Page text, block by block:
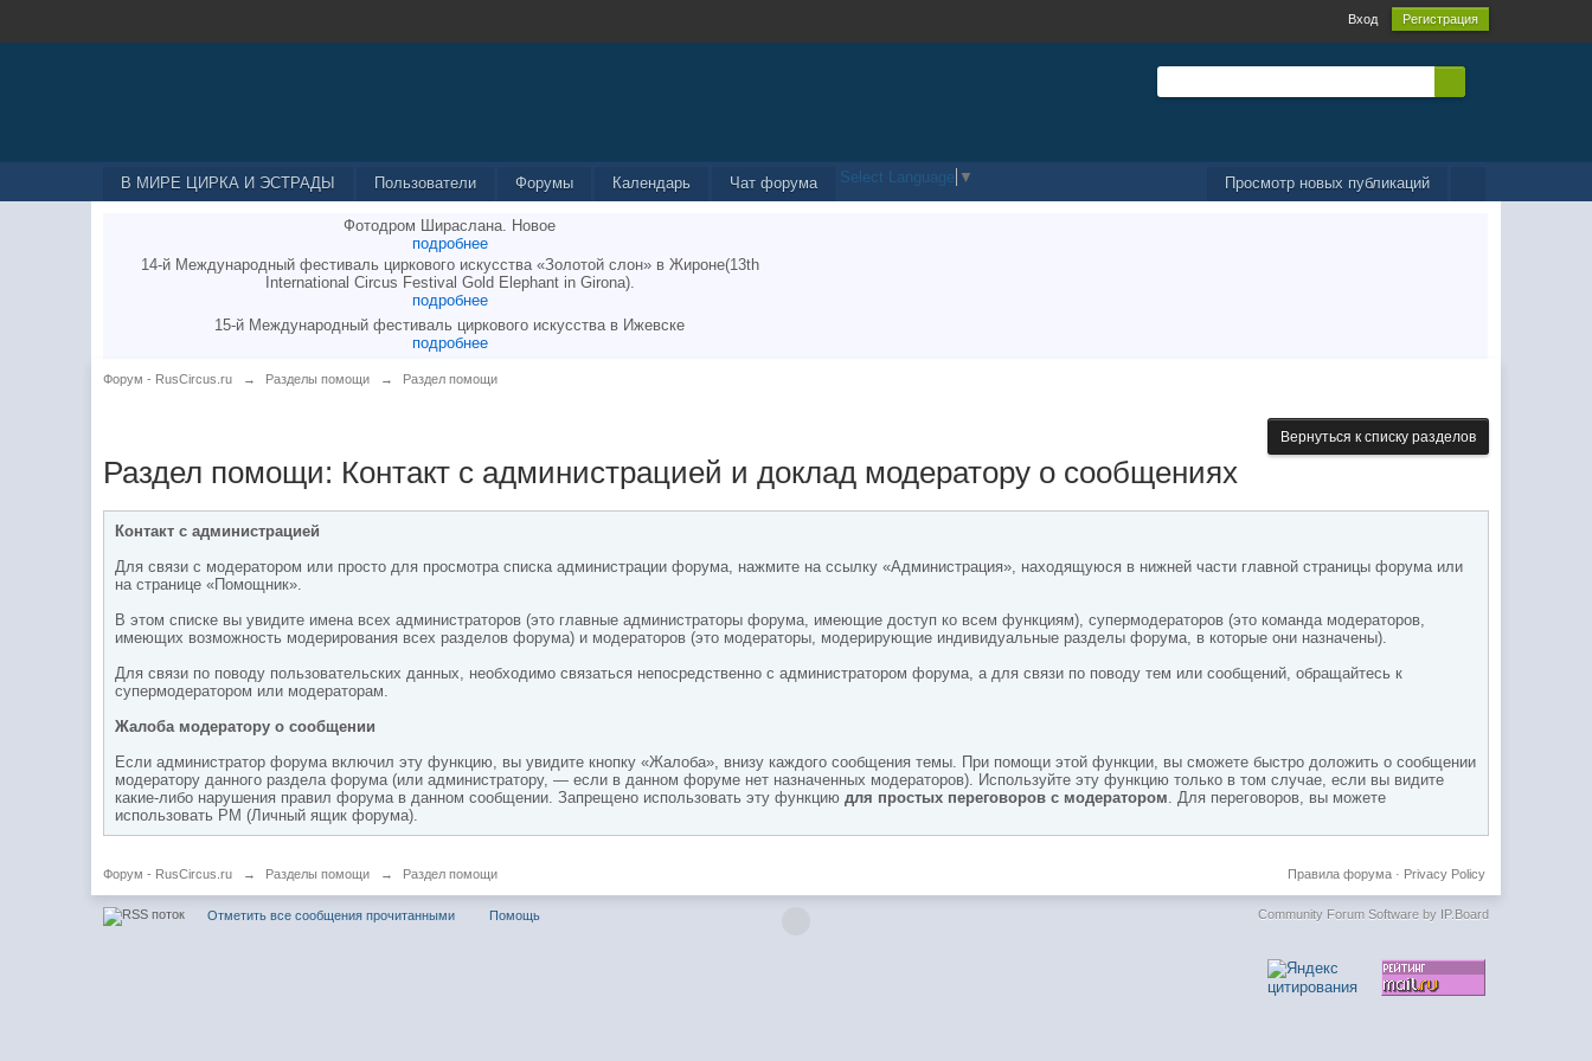
Вход Регистрация
Просмотр новых публикаций
В МИРЕ ЦИРКА И ЭСТРАДЫ Пользователи Форумы Календарь Чат форума Select Language ▼
Фотодром Шираслана. Новое
подробнее
14-й Международный фестиваль циркового искусства «Золотой слон» в Жироне(13th
International Circus Festival Gold Elephant in Girona).
подробнее
15-й Международный фестиваль циркового искусства в Ижевске
подробнее
Форум - RusCircus.ru → Разделы помощи → Раздел помощи
Вернуться к списку разделов
Раздел помощи: Контакт с администрацией и доклад модератору о сообщениях
Контакт с администрацией
Для связи с модератором или просто для просмотра списка администрации форума, нажмите на ссылку «Администрация», находящуюся в нижней части главной страницы форума или
на странице «Помощник».
В этом списке вы увидите имена всех администраторов (это главные администраторы форума, имеющие доступ ко всем функциям), супермодераторов (это команда модераторов,
имеющих возможность модерирования всех разделов форума) и модераторов (это модераторы, модерирующие индивидуальные разделы форума, в которые они назначены).
Для связи по поводу пользовательских данных, необходимо связаться непосредственно с администратором форума, а для связи по поводу тем или сообщений, обращайтесь к
супермодератором или модераторам.
Жалоба модератору о сообщении
Если администратор форума включил эту функцию, вы увидите кнопку «Жалоба», внизу каждого сообщения темы. При помощи этой функции, вы сможете быстро доложить о сообщении
модератору данного раздела форума (или администратору, — если в данном форуме нет назначенных модераторов). Используйте эту функцию только в том случае, если вы видите
какие-либо нарушения правил форума в данном сообщении. Запрещено использовать эту функциюдля простых переговоров с модератором. Для переговоров, вы можете
использовать PM (Личный ящик форума).
Форум - RusCircus.ru → Разделы помощи → Раздел помощи Privacy Policy
Правила форума·
Отметить все сообщения прочитанными Помощь Community Forum Software by IP.Board